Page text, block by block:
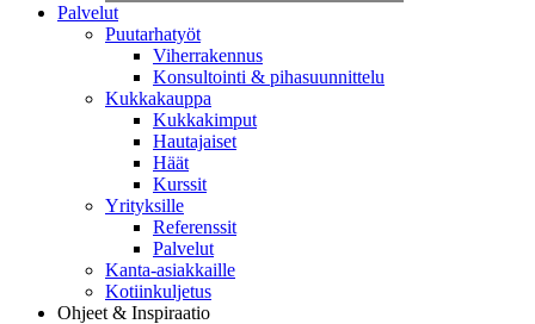
Palvelut
Puutarhatyöt
Viherrakennus
Konsultointi & pihasuunnittelu
Kukkakauppa
Kukkakimput
Hautajaiset
Häät
Kurssit
Yrityksille
Referenssit
Palvelut
Kanta-asiakkaille
Kotiinkuljetus
Ohjeet & Inspiraatio